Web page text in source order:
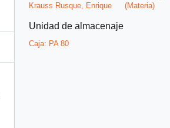
Krauss Rusque, Enrique
(Materia)
Unidad de almacenaje
Caja: PA 80